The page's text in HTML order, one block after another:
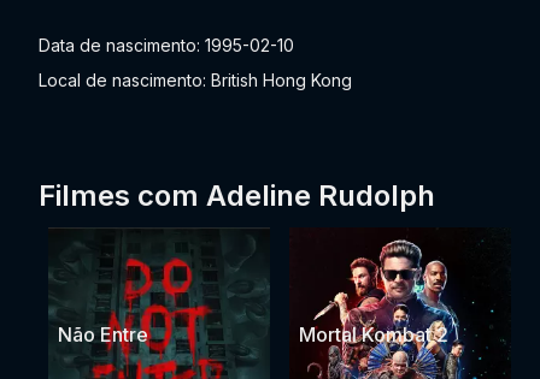
Data de nascimento: 1995-02-10
Local de nascimento: British Hong Kong
Filmes com Adeline Rudolph
Não Entre Mortal Kombat 2